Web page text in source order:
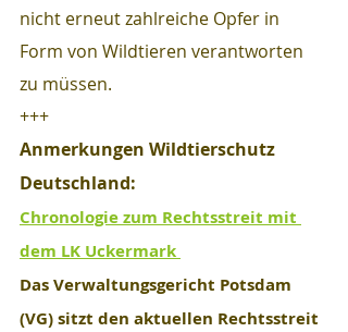
nicht erneut zahlreiche Opfer in
Form von Wildtieren verantworten
zu müssen.
+++
Anmerkungen Wildtierschutz
Deutschland:
Chronologie zum Rechtsstreit mit
dem LK Uckermark
Das Verwaltungsgericht Potsdam
(VG) sitzt den aktuellen Rechtsstreit